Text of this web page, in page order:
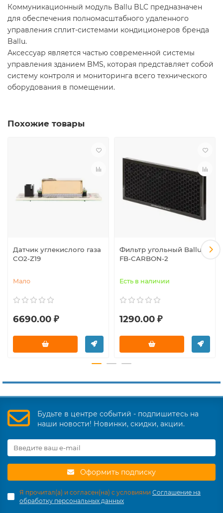
Коммуникационный модуль Ballu BLC предназначен
для обеспечения полномасштабного удаленного
управления сплит-системами кондиционеров бренда
Ballu.
Аксессуар является частью современной системы
управления зданием BMS, которая представляет собой
систему контроля и мониторинга всего технического
оборудования в помещении.
Похожие товары
Датчик углекислого газа
CO2-Z19
Мало
6690.00 ₽
Фильтр угольный Ballu
FB-CARBON-2
Есть в наличии
1290.00 ₽
Будьте в центре событий - подпишитесь на
наши новости! Новинки, скидки, акции.
Оформить подписку
Я прочитал(а) и согласен(на) с условиями Соглашение на
обработку персональных данных